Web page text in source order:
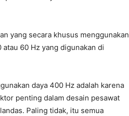
yang secara khusus menggunakan
60 Hz yang digunakan di
daya 400 Hz adalah karena
penting dalam desain pesawat
Paling tidak, itu semua